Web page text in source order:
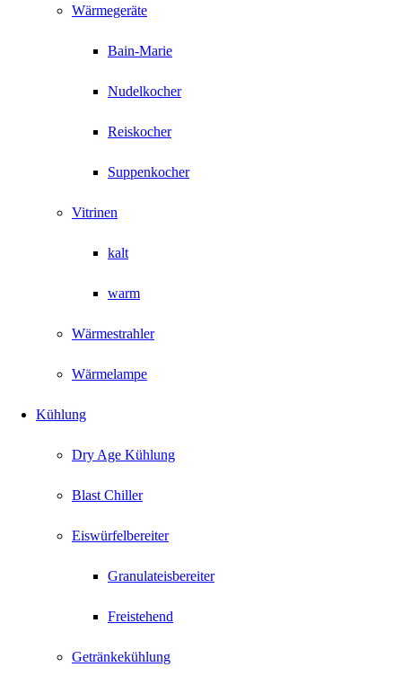
Wärmegeräte
Bain-Marie
Nudelkocher
Reiskocher
Suppenkocher
Vitrinen
kalt
warm
Wärmestrahler
Wärmelampe
Kühlung
Dry Age Kühlung
Blast Chiller
Eiswürfelbereiter
Granulateisbereiter
Freistehend
Getränkekühlung